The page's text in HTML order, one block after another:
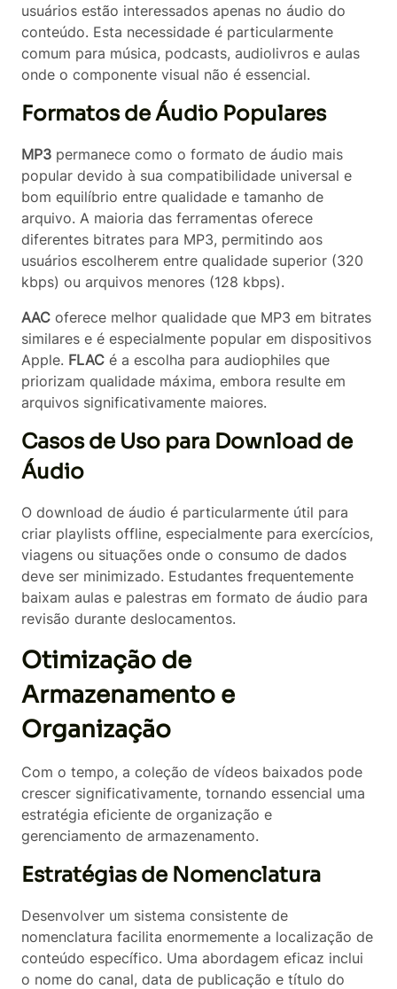
usuários estão interessados apenas no áudio do
conteúdo. Esta necessidade é particularmente
comum para música, podcasts, audiolivros e aulas
onde o componente visual não é essencial.
Formatos de Áudio Populares
MP3 permanece como o formato de áudio mais
popular devido à sua compatibilidade universal e
bom equilíbrio entre qualidade e tamanho de
arquivo. A maioria das ferramentas oferece
diferentes bitrates para MP3, permitindo aos
usuários escolherem entre qualidade superior (320
kbps) ou arquivos menores (128 kbps).
AAC oferece melhor qualidade que MP3 em bitrates
similares e é especialmente popular em dispositivos
Apple. FLAC é a escolha para audiophiles que
priorizam qualidade máxima, embora resulte em
arquivos significativamente maiores.
Casos de Uso para Download de
Áudio
O download de áudio é particularmente útil para
criar playlists offline, especialmente para exercícios,
viagens ou situações onde o consumo de dados
deve ser minimizado. Estudantes frequentemente
baixam aulas e palestras em formato de áudio para
revisão durante deslocamentos.
Otimização de
Armazenamento e
Organização
Com o tempo, a coleção de vídeos baixados pode
crescer significativamente, tornando essencial uma
estratégia eficiente de organização e
gerenciamento de armazenamento.
Estratégias de Nomenclatura
Desenvolver um sistema consistente de
nomenclatura facilita enormemente a localização de
conteúdo específico. Uma abordagem eficaz inclui
o nome do canal, data de publicação e título do